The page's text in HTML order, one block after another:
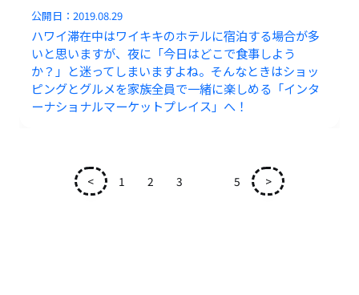
公開日：2019.08.29
ハワイ滞在中はワイキキのホテルに宿泊する場合が多
いと思いますが、夜に「今日はどこで食事しよう
か？」と迷ってしまいますよね。そんなときはショッ
ピングとグルメを家族全員で一緒に楽しめる「インタ
ーナショナルマーケットプレイス」へ！
< 1 2 3 5 >